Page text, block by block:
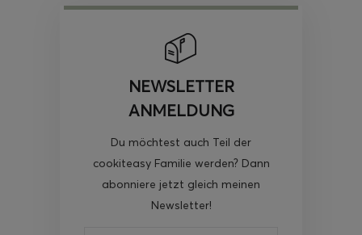
NEWSLETTER
ANMELDUNG
Du möchtest auch Teil der
cookiteasy Familie werden? Dann
abonniere jetzt gleich meinen
Newsletter!